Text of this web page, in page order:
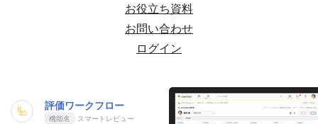
お役立ち資料
お問い合わせ
ログイン
評価ワークフロー
スマートレビュー